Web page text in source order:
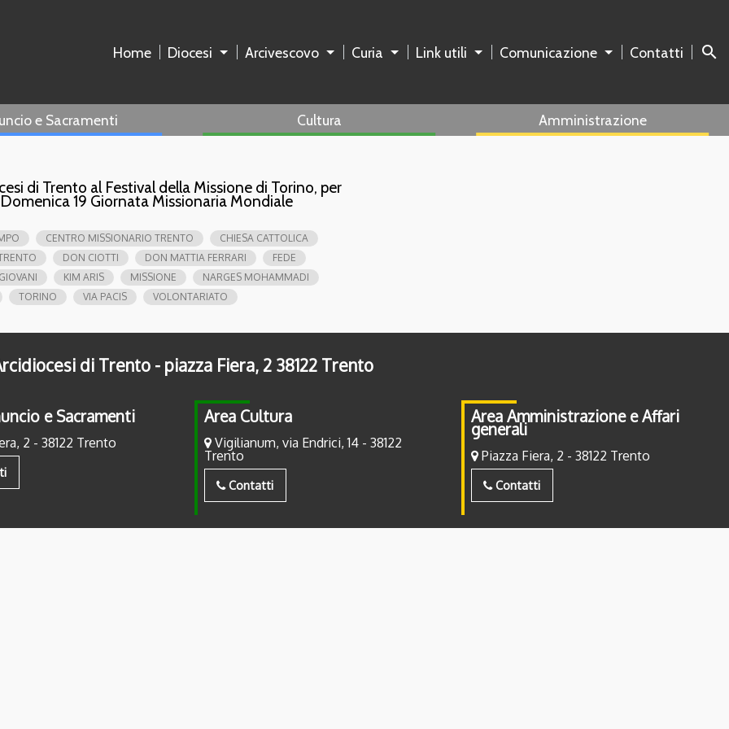
Home Diocesi Arcivescovo Curia Link utili Comunicazione Contatti search
e Sacramenti Cultura Amministrazione
di Trento al Festival della Missione di Torino, per
19 Giornata Missionaria Mondiale
CENTRO MISSIONARIO TRENTO
CHIESA CATTOLICA
DON CIOTTI DON MATTIA FERRARI
FEDE
GIOVANI KIM ARIS MISSIONE
NARGES MOHAMMADI
TORINO VIA PACIS VOLONTARIATO
di Trento - piazza Fiera, 2 38122 Trento
e Sacramenti
2 - 38122 Trento
Area Cultura
Vigilianum, via Endrici, 14 - 38122
Trento
Contatti
Area Amministrazione e Affari
generali
Piazza Fiera, 2 - 38122 Trento
Contatti